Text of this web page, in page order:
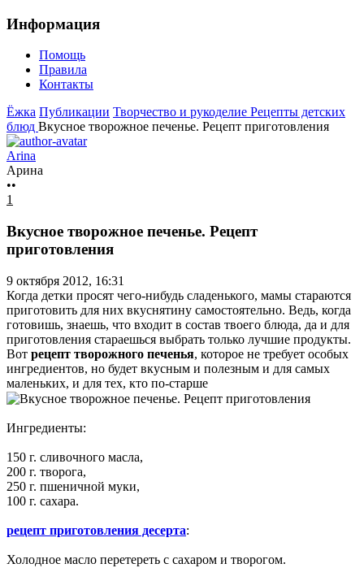
Информация
Помощь
Правила
Контакты
Ёжка Публикации Творчество и рукоделие Рецепты детских
блюд Вкусное творожное печенье. Рецепт приготовления
Arina
Арина
••
1
Вкусное творожное печенье. Рецепт
приготовления
9 октября 2012, 16:31
Когда детки просят чего-нибудь сладенького, мамы стараются
приготовить для них вкуснятину самостоятельно. Ведь, когда
готовишь, знаешь, что входит в состав твоего блюда, да и для
приготовления стараешься выбрать только лучшие продукты.
Вот рецепт творожного печенья, которое не требует особых
ингредиентов, но будет вкусным и полезным и для самых
маленьких, и для тех, кто по-старше
Ингредиенты:
150 г. сливочного масла,
200 г. творога,
250 г. пшеничной муки,
100 г. сахара.
рецепт приготовления десерта:
Холодное масло перетереть с сахаром и творогом.